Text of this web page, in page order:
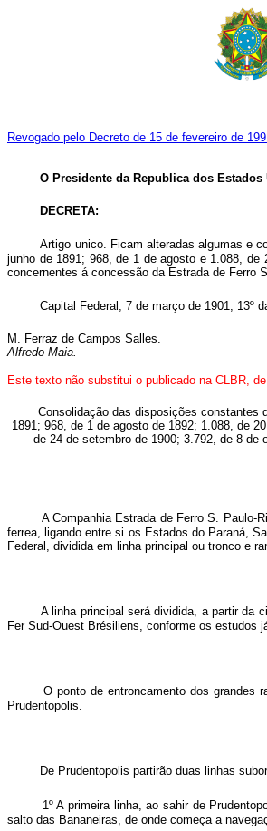
Revogado pelo Decreto de 15 de fevereiro de
O Presidente da Republica dos
DECRETA:
Artigo unico. Ficam alteradas algumas e
junho de 1891; 968, de 1 de agosto e 1.088,
concernentes á concessão da Estrada de Ferro
Capital Federal, 7 de março de 1901, 13º
M. Ferraz de Campos Salles.
Alfredo Maia.
Este texto não substitui o publicado na CLBR,
Consolidação das disposições constantes
1891; 968, de 1 de agosto de 1892; 1.088, de
de 24 de setembro de 1900; 3.792, de 8
A Companhia Estrada de Ferro S. Paulo-
ferrea, ligando entre si os Estados do Paraná,
Federal, dividida em linha principal ou tronco e
A linha principal será dividida, a partir da
Fer Sud-Ouest Brésiliens, conforme os estudos
O ponto de entroncamento dos grandes
Prudentopolis.
De Prudentopolis partirão duas linhas
1º A primeira linha, ao sahir de
salto das Bananeiras, de onde começa a